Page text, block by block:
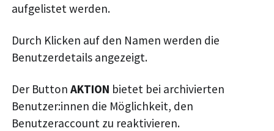
aufgelistet werden.
Durch Klicken auf den Namen werden die
Benutzerdetails angezeigt.
Der ButtonAKTION bietet bei archivierten
Benutzer:innen die Möglichkeit, den
Benutzeraccount zu reaktivieren.